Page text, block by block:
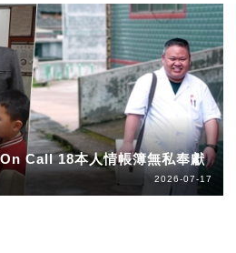
Call 18本人情帳簿無私奉獻
2026-07-17